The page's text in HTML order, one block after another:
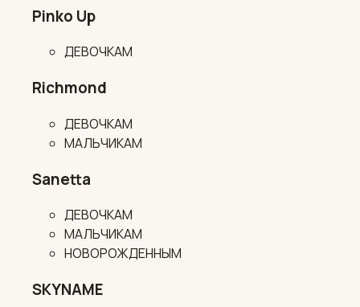
Pinko Up
ДЕВОЧКАМ
Richmond
ДЕВОЧКАМ
МАЛЬЧИКАМ
Sanetta
ДЕВОЧКАМ
МАЛЬЧИКАМ
НОВОРОЖДЕННЫМ
SKYNAME